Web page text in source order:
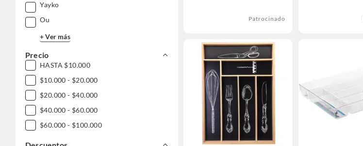
Yayko
Ou
+ Ver más
Precio
HASTA $10.000
$10.000 - $20.000
$20.000 - $40.000
$40.000 - $60.000
$60.000 - $100.000
Patrocinado